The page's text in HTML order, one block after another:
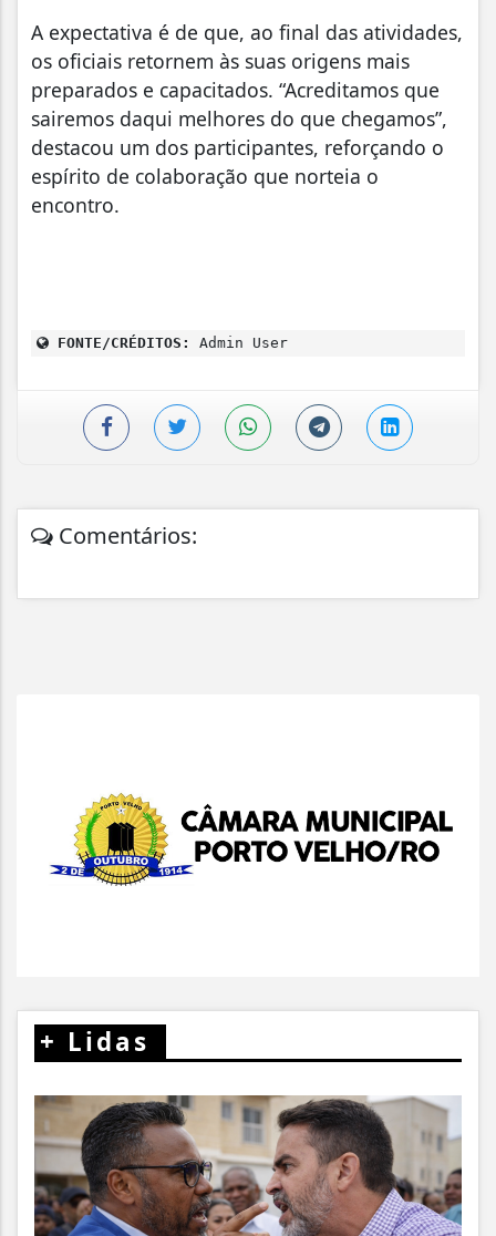
A expectativa é de que, ao final das atividades,
os oficiais retornem às suas origens mais
preparados e capacitados. “Acreditamos que
sairemos daqui melhores do que chegamos”,
destacou um dos participantes, reforçando o
espírito de colaboração que norteia o
encontro.
FONTE/CRÉDITOS: Admin User
Comentários:
+ Lidas